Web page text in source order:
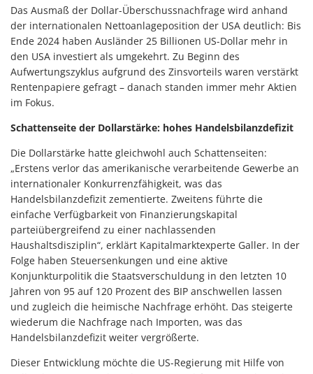
Das Ausmaß der Dollar-Überschussnachfrage wird anhand
der internationalen Nettoanlageposition der USA deutlich: Bis
Ende 2024 haben Ausländer 25 Billionen US-Dollar mehr in
den USA investiert als umgekehrt. Zu Beginn des
Aufwertungszyklus aufgrund des Zinsvorteils waren verstärkt
Rentenpapiere gefragt – danach standen immer mehr Aktien
im Fokus.
Schattenseite der Dollarstärke: hohes Handelsbilanzdefizit
Die Dollarstärke hatte gleichwohl auch Schattenseiten:
„Erstens verlor das amerikanische verarbeitende Gewerbe an
internationaler Konkurrenzfähigkeit, was das
Handelsbilanzdefizit zementierte. Zweitens führte die
einfache Verfügbarkeit von Finanzierungskapital
parteiübergreifend zu einer nachlassenden
Haushaltsdisziplin“, erklärt Kapitalmarktexperte Galler. In der
Folge haben Steuersenkungen und eine aktive
Konjunkturpolitik die Staatsverschuldung in den letzten 10
Jahren von 95 auf 120 Prozent des BIP anschwellen lassen
und zugleich die heimische Nachfrage erhöht. Das steigerte
wiederum die Nachfrage nach Importen, was das
Handelsbilanzdefizit weiter vergrößerte.
Dieser Entwicklung möchte die US-Regierung mit Hilfe von